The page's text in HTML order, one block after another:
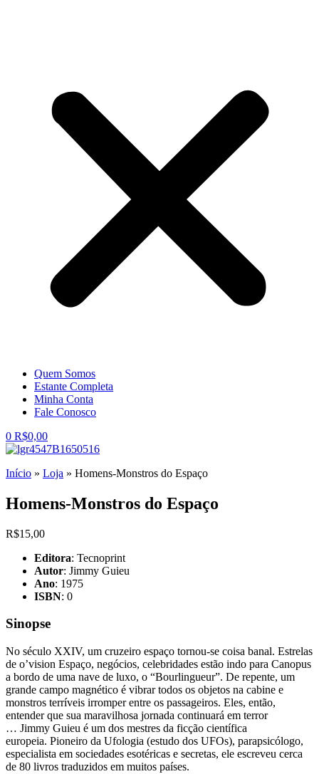
Quem Somos
Estante Completa
Minha Conta
Fale Conosco
0 R$0,00
Início » Loja » Homens-Monstros do Espaço
Homens-Monstros do Espaço
R$15,00
Editora: Tecnoprint
Autor: Jimmy Guieu
Ano: 1975
ISBN: 0
Sinopse
No século XXIV, um cruzeiro espaço tornou-se coisa banal. Estrelas
de o’vision Espaço, negócios, celebridades estão indo para Canopus
a bordo de uma nave de luxo, o “Bourlingueur”. De repente, um
grande campo magnético é vibrar todos os objetos na cabine e
monstros terríveis irromper entre os passageiros. Eles, então,
entender que sua maravilhosa jornada continuará em terror
… Jimmy Guieu é um dos mestres da ficção científica
europeia. Pioneiro da Ufologia (estudo dos UFOs), parapsicólogo,
especialista em sociedades esotéricas e secretas, ele escreveu cerca
de 80 livros traduzidos em muitos países.